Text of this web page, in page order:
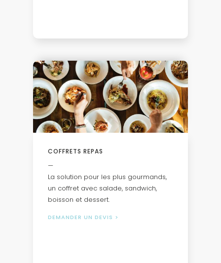
COFFRETS REPAS
—
La solution pour les plus gourmands,
un coffret avec salade, sandwich,
boisson et dessert.
DEMANDER UN DEVIS >